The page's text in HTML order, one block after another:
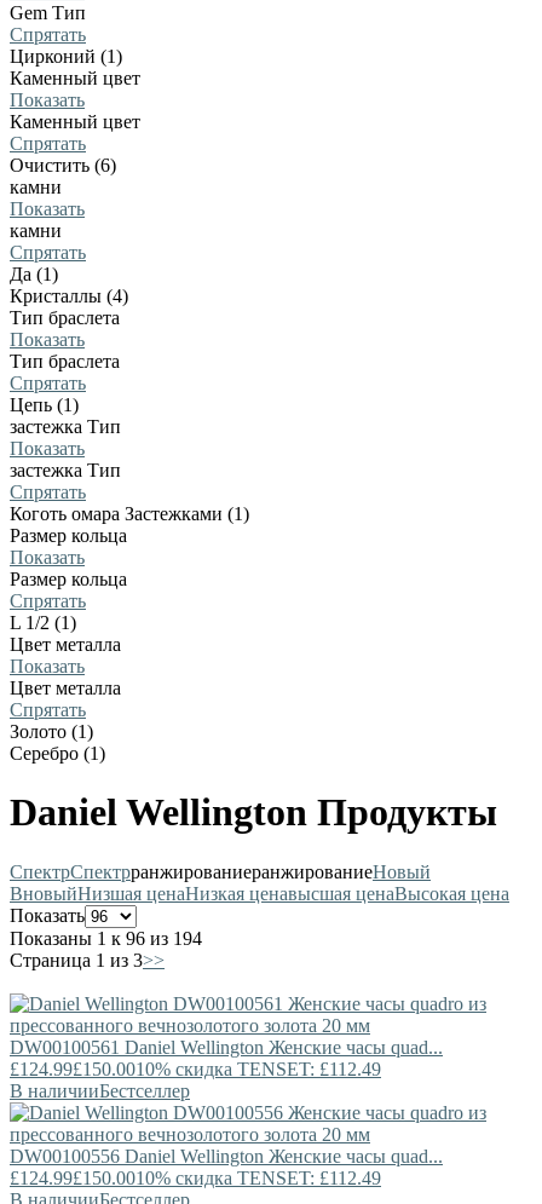
Gem Тип
Спрятать
Цирконий (1)
Каменный цвет
Показать
Каменный цвет
Спрятать
Очистить (6)
камни
Показать
камни
Спрятать
Да (1)
Кристаллы (4)
Тип браслета
Показать
Тип браслета
Спрятать
Цепь (1)
застежка Тип
Показать
застежка Тип
Спрятать
Коготь омара Застежками (1)
Размер кольца
Показать
Размер кольца
Спрятать
L 1/2 (1)
Цвет металла
Показать
Цвет металла
Спрятать
Золото (1)
Серебро (1)
Daniel Wellington Продукты
СпектрСпектрранжированиеранжированиеНовый
ВновыйНизшая ценаНизкая ценавысшая ценаВысокая цена
Показать
Показаны 1 к 96 из 194
Страница 1 из 3>>
DW00100561 Daniel Wellington Женские часы quad...
£124.99£150.0010% скидка TENSET: £112.49
В наличииБестселлер
DW00100556 Daniel Wellington Женские часы quad...
£124.99£150.0010% скидка TENSET: £112.49
В наличииБестселлер